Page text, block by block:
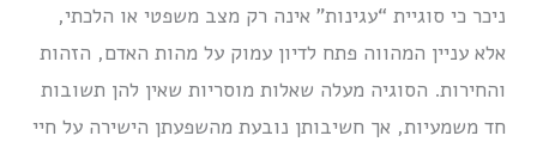
ניכר כי סוגיית “עגינות” אינה רק מצב משפטי או הלכתי,
אלא עניין המהווה פתח לדיון עמוק על מהות האדם, הזהות
והחירות. הסוגיה מעלה שאלות מוסריות שאין להן תשובות
חד משמעיות, אך חשיבותן נובעת מהשפעתן הישירה על חיי